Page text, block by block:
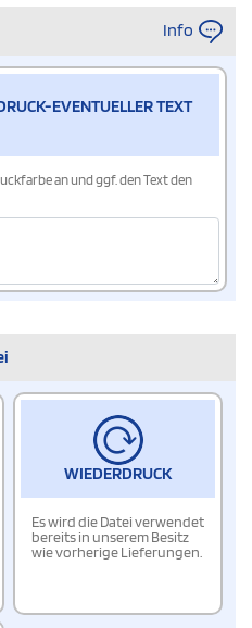
Info
EVENTUELLER TEXT
an und ggf. den Text den
WIEDERDRUCK
Es wird die Datei verwendet
bereits in unserem Besitz
wie vorherige Lieferungen.